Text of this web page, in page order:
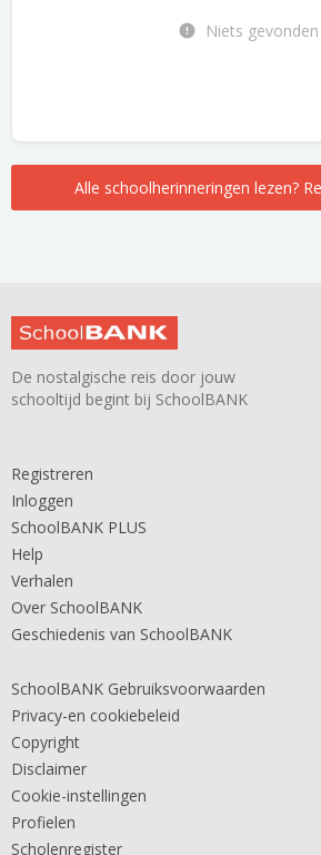
Niets gevonden
Alle schoolherinneringen lezen?
De nostalgische reis door jouw
schooltijd begint bij SchoolBANK
Registreren
Inloggen
SchoolBANK PLUS
Help
Verhalen
Over SchoolBANK
Geschiedenis van SchoolBANK
SchoolBANK Gebruiksvoorwaarden
Privacy-en cookiebeleid
Copyright
Disclaimer
Cookie-instellingen
Profielen
Scholenregister